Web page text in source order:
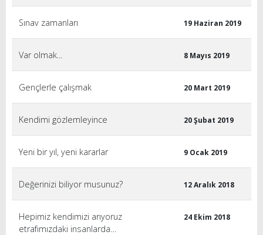
Sınav zamanları 19 Haziran 2019
Var olmak... 8 Mayıs 2019
Gençlerle çalışmak 20 Mart 2019
Kendimi gözlemleyince 20 Şubat 2019
Yeni bir yıl, yeni kararlar 9 Ocak 2019
Değerinizi biliyor musunuz? 12 Aralık 2018
Hepimiz kendimizi arıyoruz
etrafımızdaki insanlarda…
24 Ekim 2018